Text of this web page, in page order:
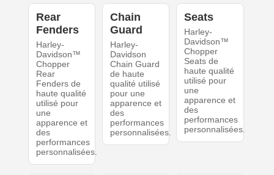
Rear
Fenders
Harley-
Davidson™
Chopper
Rear
Fenders de
haute qualité
utilisé pour
une
apparence et
des
performances
personnalisées.
Chain
Guard
Harley-
Davidson
Chain Guard
de haute
qualité utilisé
pour une
apparence et
des
performances
personnalisées.
Seats
Harley-
Davidson™
Chopper
Seats de
haute qualité
utilisé pour
une
apparence et
des
performances
personnalisées.